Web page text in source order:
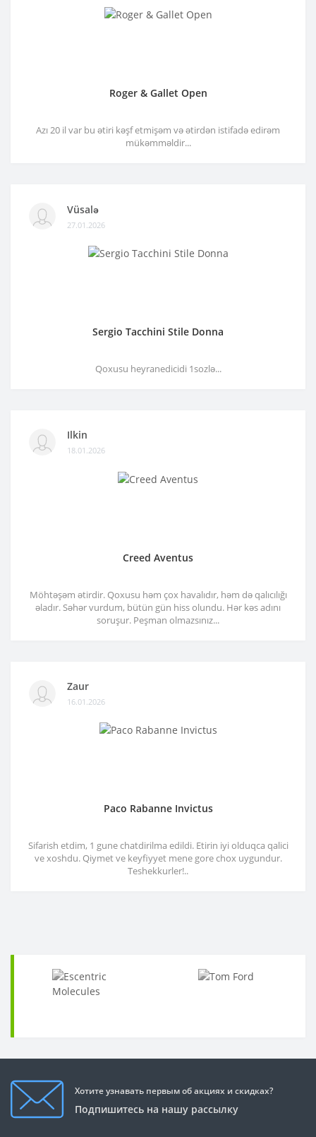
Roger & Gallet Open
Azı 20 il var bu ətiri kəşf etmişəm və ətirdən istifadə edirəm
mükəmməldir...
Vüsalə
27.01.2026
Sergio Tacchini Stile Donna
Qoxusu heyranedicidi 1sozlə...
Ilkin
18.01.2026
Creed Aventus
Möhtəşəm ətirdir. Qoxusu həm çox havalıdır, həm də qalıcılığı
əladır. Səhər vurdum, bütün gün hiss olundu. Hər kəs adını
soruşur. Peşman olmazsınız...
Zaur
16.01.2026
Paco Rabanne Invictus
Sifarish etdim, 1 gune chatdirilma edildi. Etirin iyi olduqca qalici
ve xoshdu. Qiymet ve keyfiyyet mene gore chox uygundur.
Teshekkurler!..
Хотите узнавать первым об акциях и скидках?
Подпишитесь на нашу рассылку